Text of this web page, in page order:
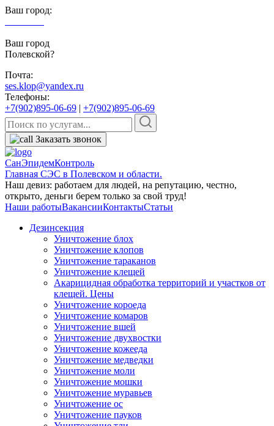
Ваш город:
Ваш город
Полевской?
Почта:
ses.klop@yandex.ru
Телефоны:
+7(902)895-06-69 | +7(902)895-06-69
Заказать звонок
СанЭпидемКонтроль
Главная СЭС в Полевском и области.
Наш девиз: работаем для людей, на репутацию, честно,
открыто, деньги берем только за свой труд!
Наши работыВакансииКонтактыСтатьи
Дезинсекция
Уничтожение блох
Уничтожение клопов
Уничтожение тараканов
Уничтожение клещей
Акарицидная обработка территорий и участков от
клещей. Цены
Уничтожение короеда
Уничтожение комаров
Уничтожение вшей
Уничтожение двухвостки
Уничтожение кожееда
Уничтожение медведки
Уничтожение моли
Уничтожение мошки
Уничтожение муравьев
Уничтожение ос
Уничтожение пауков